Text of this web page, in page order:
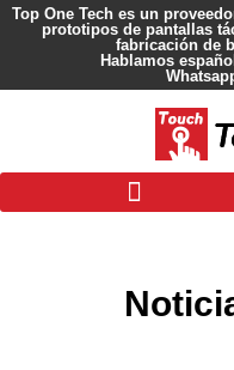
Top One Tech es un
prototipos de pantallas
fabricación de
Hablamos